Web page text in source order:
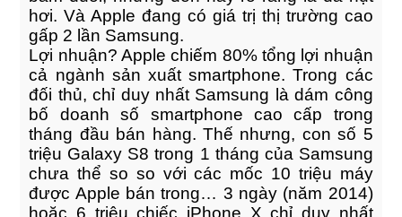
hơi. Và Apple đang có giá trị thị trường cao
gấp 2 lần Samsung.
Lợi nhuận? Apple chiếm 80% tổng lợi nhuận
cả ngành sản xuất smartphone. Trong các
đối thủ, chỉ duy nhất Samsung là dám công
bố doanh số smartphone cao cấp trong
tháng đầu bán hàng. Thế nhưng, con số 5
triệu Galaxy S8 trong 1 tháng của Samsung
chưa thể so so với các mốc 10 triệu máy
được Apple bán trong… 3 ngày (năm 2014)
hoặc 6 triệu chiếc iPhone X chỉ duy nhất